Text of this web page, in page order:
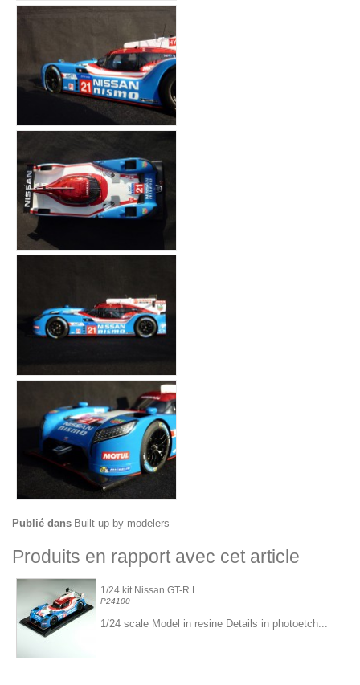
Publié dans Built up by modelers
Produits en rapport avec cet article
1/24 kit Nissan GT-R L...
P24100
1/24 scale Model in resine Details in photoetch...